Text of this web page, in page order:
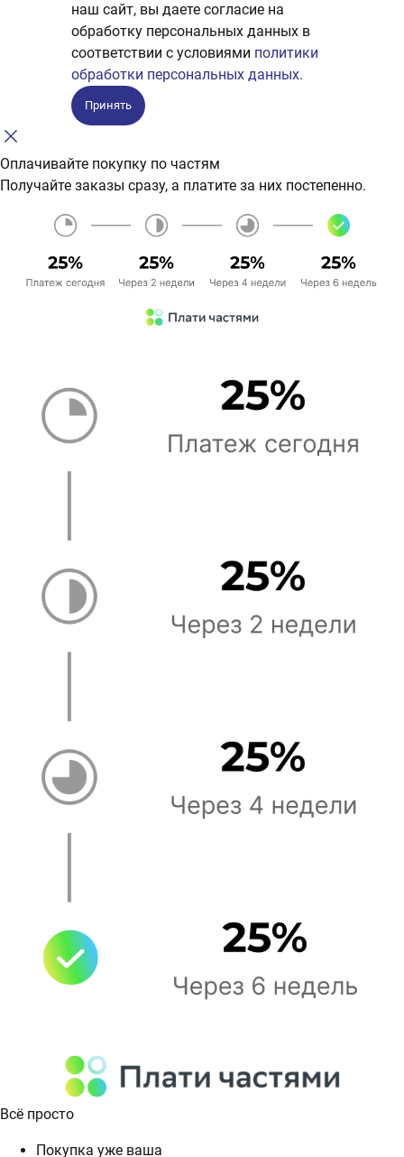
наш сайт, вы даете согласие на
обработку персональных данных в
соответствии с условиями политики
обработки персональных данных.
Принять
Оплачивайте покупку по частям
Получайте заказы сразу, а платите за них постепенно.
Всё просто
Покупка уже ваша